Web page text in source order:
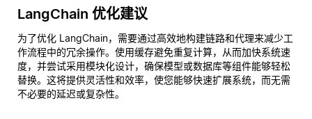
LangChain 优化建议
为了优化 LangChain，需要通过高效地构建链路和代理来减少工
作流程中的冗余操作。使用缓存避免重复计算，从而加快系统速
度，并尝试采用模块化设计，确保模型或数据库等组件能够轻松
替换。这将提供灵活性和效率，使您能够快速扩展系统，而无需
不必要的延迟或复杂性。